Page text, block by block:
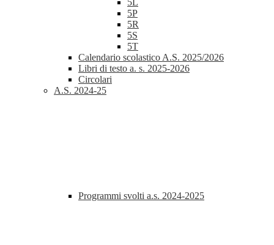
5L
5P
5R
5S
5T
Calendario scolastico A.S. 2025/2026
Libri di testo a. s. 2025-2026
Circolari
A.S. 2024-25
Programmi svolti a.s. 2024-2025